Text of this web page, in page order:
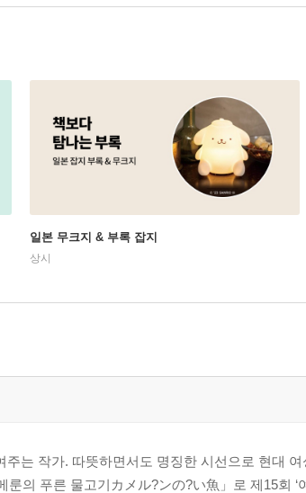
일본 무크지 & 부록 잡지
상시
는 작가. 따뜻하면서도 명징한 시선으로 현대
의 푸른 물고기カメル?ンの?い魚」로 제15회 ‘